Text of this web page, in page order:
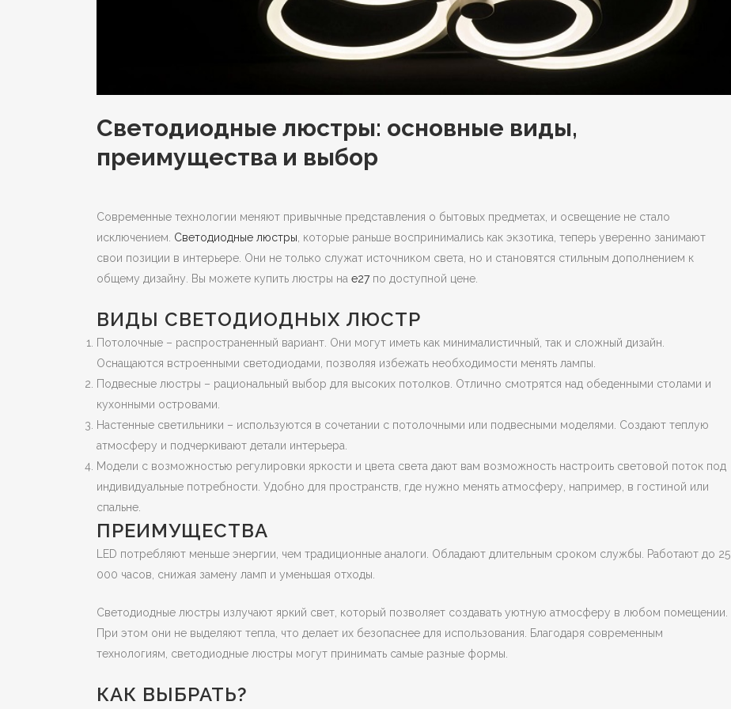
Светодиодные люстры: основные виды,
преимущества и выбор
Современные технологии меняют привычные представления о бытовых предметах, и освещение не стало
исключением. Светодиодные люстры , которые раньше воспринимались как экзотика, теперь уверенно занимают
свои позиции в интерьере. Они не только служат источником света, но и становятся стильным дополнением к
общему дизайну. Вы можете купить люстры на е27по доступной цене.
ВИДЫ СВЕТОДИОДНЫХ ЛЮСТР
Потолочные – распространенный вариант. Они могут иметь как минималистичный, так и сложный дизайн.
Оснащаются встроенными светодиодами, позволяя избежать необходимости менять лампы.
Подвесные люстры – рациональный выбор для высоких потолков. Отлично смотрятся над обеденными столами и
кухонными островами.
Настенные светильники – используются в сочетании с потолочными или подвесными моделями. Создают теплую
атмосферу и подчеркивают детали интерьера.
Модели с возможностью регулировки яркости и цвета света дают вам возможность настроить световой поток под
индивидуальные потребности. Удобно для пространств, где нужно менять атмосферу, например, в гостиной или
спальне.
ПРЕИМУЩЕСТВА
LED потребляют меньше энергии, чем традиционные аналоги. Обладают длительным сроком службы. Работают до 25
000 часов, снижая замену ламп и уменьшая отходы.
Светодиодные люстры излучают яркий свет, который позволяет создавать уютную атмосферу в любом помещении.
При этом они не выделяют тепла, что делает их безопаснее для использования. Благодаря современным
технологиям, светодиодные люстры могут принимать самые разные формы.
КАК ВЫБРАТЬ?